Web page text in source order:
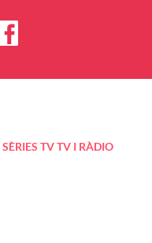
SÈRIES TV TV I RÀDIO